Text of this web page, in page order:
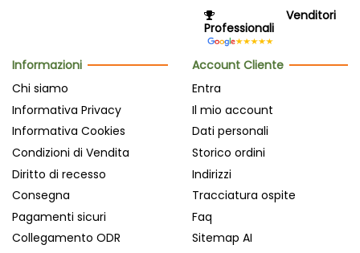
Venditori
Professionali
Informazioni
Chi siamo
Informativa Privacy
Informativa Cookies
Condizioni di Vendita
Diritto di recesso
Consegna
Pagamenti sicuri
Collegamento ODR
Account Cliente
Entra
Il mio account
Dati personali
Storico ordini
Indirizzi
Tracciatura ospite
Faq
Sitemap AI